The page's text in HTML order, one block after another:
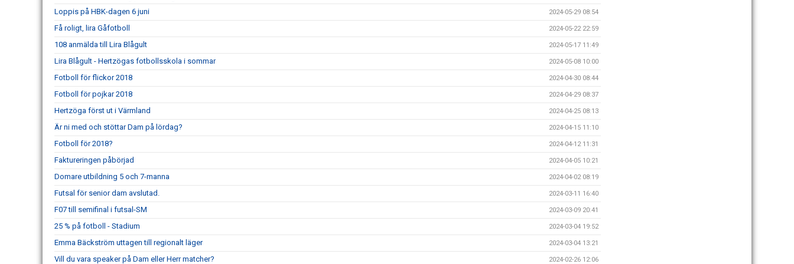
Loppis på HBK-dagen 6 juni 2024-05-29 08:54
Få roligt, lira Gåfotboll 2024-05-22 22:59
108 anmälda till Lira Blågult 2024-05-17 11:49
Lira Blågult - Hertzögas fotbollsskola i sommar 2024-05-08 10:00
Fotboll för flickor 2018 2024-04-30 08:44
Fotboll för pojkar 2018 2024-04-29 08:37
Hertzöga först ut i Värmland 2024-04-25 08:13
Är ni med och stöttar Dam på lördag? 2024-04-15 11:10
Fotboll för 2018? 2024-04-12 11:31
Faktureringen påbörjad 2024-04-05 10:21
Domare utbildning 5 och 7-manna 2024-04-02 08:19
Futsal för senior dam avslutad. 2024-03-11 16:40
F07 till semifinal i futsal-SM 2024-03-09 20:41
25 % på fotboll - Stadium 2024-03-04 19:52
Emma Bäckström uttagen till regionalt läger 2024-03-04 13:21
Vill du vara speaker på Dam eller Herr matcher? 2024-02-26 12:06